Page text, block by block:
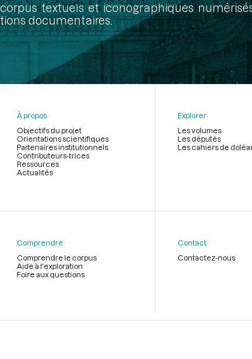
textuels et iconographiques
documentaires.
page
À propos
Objectifs du projet
Orientations scientifiques
Partenaires institutionnels
Contributeurs-trices
Ressources
Actualités
Explorer
Les volumes
Les députés
Les cahiers de
Comprendre
Comprendre le corpus
Aide à l'exploration
Foire aux questions
Contact
Contactez-nous